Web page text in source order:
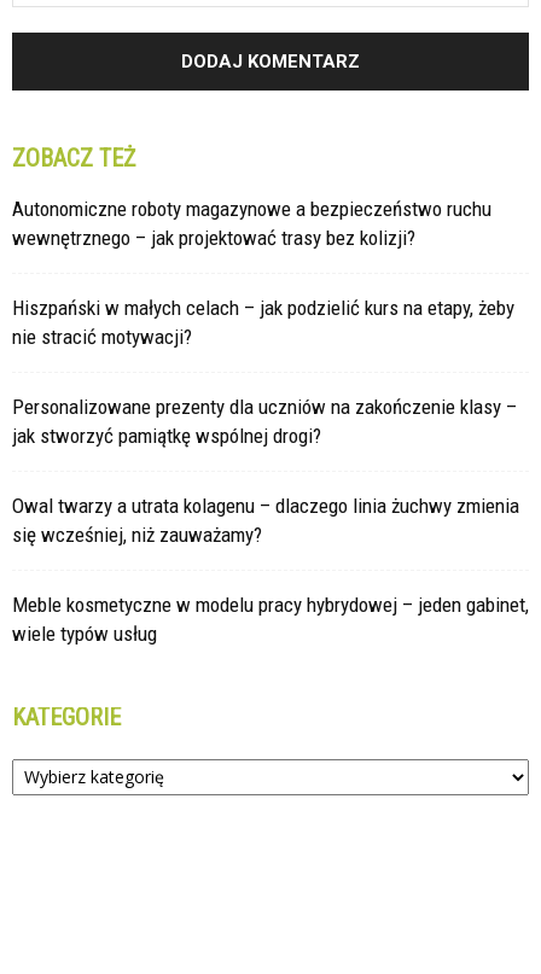
ZOBACZ TEŻ
Autonomiczne roboty magazynowe a bezpieczeństwo ruchu
wewnętrznego – jak projektować trasy bez kolizji?
Hiszpański w małych celach – jak podzielić kurs na etapy, żeby
nie stracić motywacji?
Personalizowane prezenty dla uczniów na zakończenie klasy –
jak stworzyć pamiątkę wspólnej drogi?
Owal twarzy a utrata kolagenu – dlaczego linia żuchwy zmienia
się wcześniej, niż zauważamy?
Meble kosmetyczne w modelu pracy hybrydowej – jeden gabinet,
wiele typów usług
KATEGORIE
Kategorie